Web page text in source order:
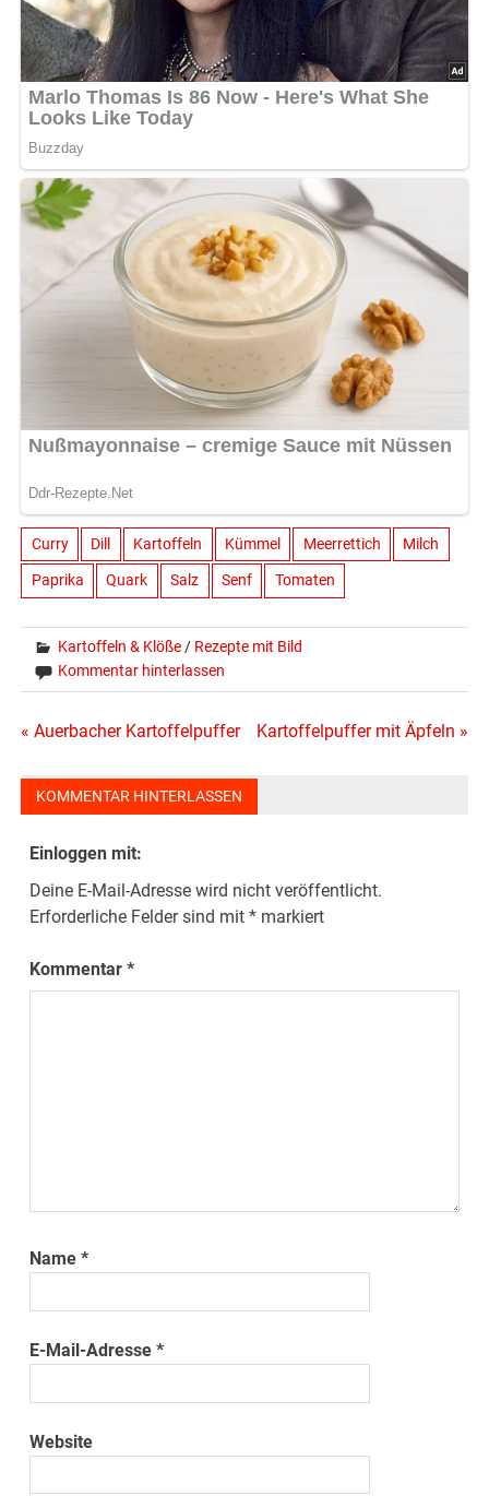
Curry Dill Kartoffeln Kümmel Meerrettich Milch
Paprika Quark Salz Senf Tomaten
Kartoffeln & Klöße / Rezepte mit Bild
Kommentar hinterlassen
Beitragsnavigation
« Auerbacher Kartoffelpuffer Kartoffelpuffer mit Äpfeln »
KOMMENTAR HINTERLASSEN
Einloggen mit:
Deine E-Mail-Adresse wird nicht veröffentlicht.
Erforderliche Felder sind mit* markiert
Kommentar*
Name*
E-Mail-Adresse*
Website